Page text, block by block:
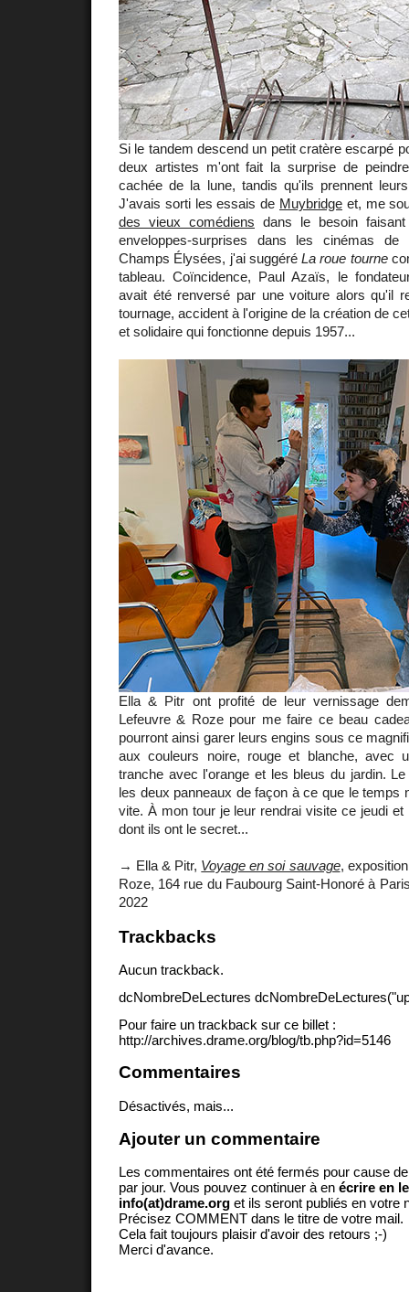
Si le tandem descend un petit cratère escarpé
deux artistes m'ont fait la surprise de
cachée de la lune, tandis qu'ils prennent
J'avais sorti les essais de Muybridge et, me
des vieux comédiens dans le besoin
enveloppes-surprises dans les cinémas
Champs Élysées, j'ai suggéréLa roue tourne
tableau. Coïncidence, Paul Azaïs, le
avait été renversé par une voiture alors qu'il
tournage, accident à l'origine de la création de
et solidaire qui fonctionne depuis 1957...
Ella & Pitr ont profité de leur vernissage
Lefeuvre & Roze pour me faire ce beau
pourront ainsi garer leurs engins sous ce
aux couleurs noire, rouge et blanche, avec
tranche avec l'orange et les bleus du jardin.
les deux panneaux de façon à ce que le temps
vite. À mon tour je leur rendrai visite ce jeudi et
dont ils ont le secret...
→ Ella & Pitr, Voyage en soi sauvage,
Roze, 164 rue du Faubourg Saint-Honoré à
2022
Trackbacks
Aucun trackback.
dcNombreDeLectures
Pour faire un trackback sur ce billet :
http://archives.drame.org/blog/tb.php?id=5146
Commentaires
Désactivés, mais...
Ajouter un commentaire
Les commentaires ont été fermés pour cause
par jour. Vous pouvez continuer à en écrire en
info(at)drame.org et ils seront publiés en votre
Précisez COMMENT dans le titre de votre mail.
Cela fait toujours plaisir d'avoir des retours ;-)
Merci d'avance.